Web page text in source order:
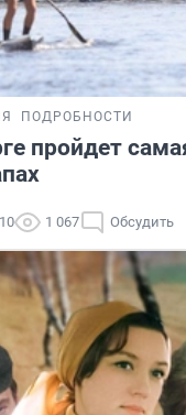
ПОДРОБНОСТИ
пройдет
1 067 Обсудить